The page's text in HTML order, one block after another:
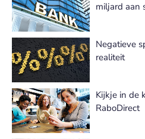
miljard aan
Negatieve
realiteit
Kijkje in de
RaboDirect